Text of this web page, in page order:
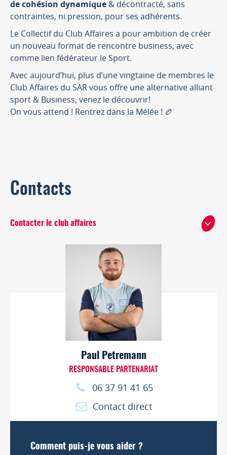
de cohésion dynamique & décontracté, sans
contraintes, ni pression, pour ses adhérents.
Le Collectif du Club Affaires a pour ambition de créer
un nouveau format de rencontre business, avec
comme lien fédérateur le Sport.
Avec aujourd’hui, plus d’une vingtaine de membres le
Club Affaires du SAR vous offre une alternative alliant
sport & Business, venez le découvrir!
On vous attend ! Rentrez dans la Mélée ! 🏉
Contacts
Contacter le club affaires
Paul Petremann
RESPONSABLE PARTENARIAT
06 37 91 41 65
Contact direct
Comment puis-je vous aider ?